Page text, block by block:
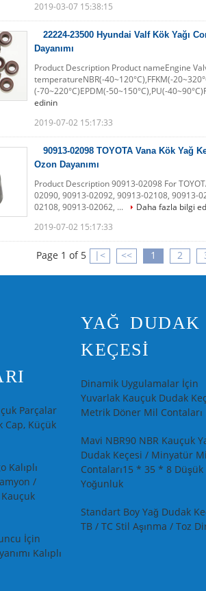
2019-03-07 15:38:15
22224-23500 Hyundai Valf Kök Yağı
Dayanımı
Product Description Product nameEngine
temperatureNBR(-40~120°C),FFKM(-
(-70~220°C)EPDM(-50~150°C),PU(-
edinin
2019-07-02 15:17:33
90913-02098 TOYOTA Vana Kök Yağ
Ozon Dayanımı
Product Description 90913-02098 For
02090, 90913-02092, 90913-02108, 90913-
02108, 90913-02062, ...
Daha fazla bilgi
2019-07-02 15:17:33
Page 1 of 5 |< << 1 2
Parçalar
Cap, Küçük
Kalıplı
/
İçin
Kalıplı
YAĞ DUDAK
KEÇESI
Dinamik Uygulamalar İçin
Yuvarlak Kauçuk Dudak
Metrik Döner Mil Contaları
Mavi NBR90 NBR Kauçuk
Dudak Keçesi / Minyatür Mil
Contaları15 * 35 * 8 Düşük
Yoğunluk
Standart Boy Yağ Dudak
TB / TC Stil Aşınma / Toz